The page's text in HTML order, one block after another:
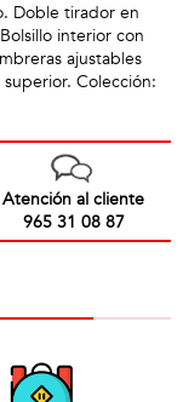
Doble tirador en
interior con
ajustables
Colección:
Atención al cliente
965 31 08 87